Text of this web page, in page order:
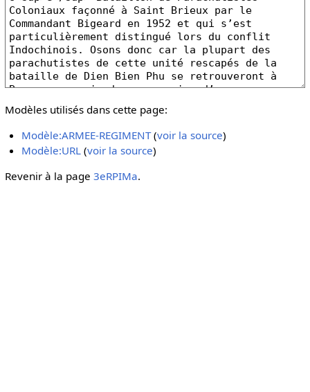
Modèles utilisés dans cette page:
Modèle:ARMEE-REGIMENT(voir la source)
Modèle:URL (voir la source)
Revenir à la page 3eRPIMa.